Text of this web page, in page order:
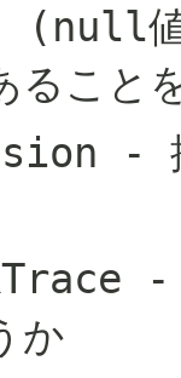
( null
ること
-
-
か